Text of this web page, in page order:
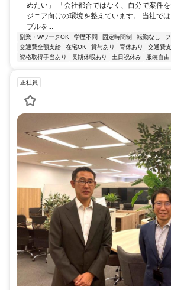
めたい」 「会社都合ではなく、自分で案件
ジニア向けの環境を整えています。 当社で
ブルを...
副業・WワークOK 学歴不問 固定時間制 転勤なし
交通費全額支給
在宅OK 賞与あり 育休あり 交通費
資格取得手当あり
長期休暇あり 土日祝休み 服装自由
正社員